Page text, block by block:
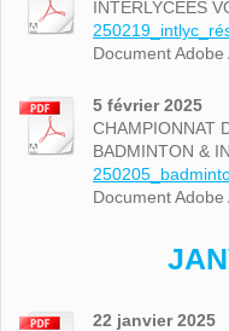
INTERLYCEES
Document
5 février 2025
CHAMPIONNAT
BADMINTON &
Document
22 janvier 2025